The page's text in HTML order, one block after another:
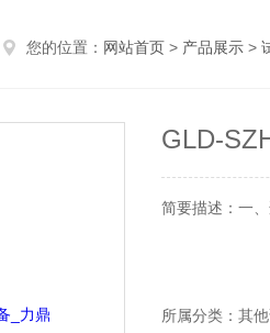
您的位置： 网站首页 > 产品展示 >
GLD-
简要描述：一
所属分类：其